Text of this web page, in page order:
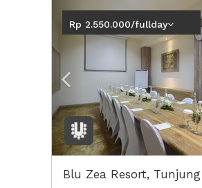
Previous
Rp 2.550.000/fullday
Blu Zea Resort,